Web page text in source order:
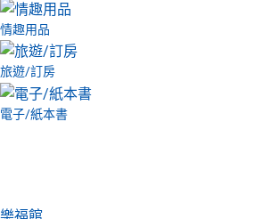
情趣用品
旅遊/訂房
電子/紙本書
樂福館